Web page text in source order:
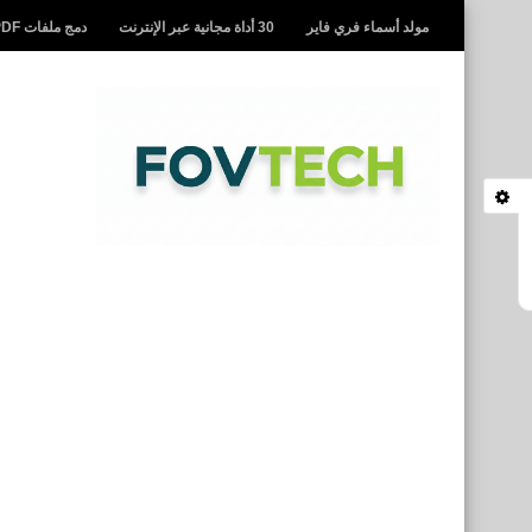
مولد أسماء فري فاير 30 أداة مجانية عبر الإنترنت دمج ملفات PDF